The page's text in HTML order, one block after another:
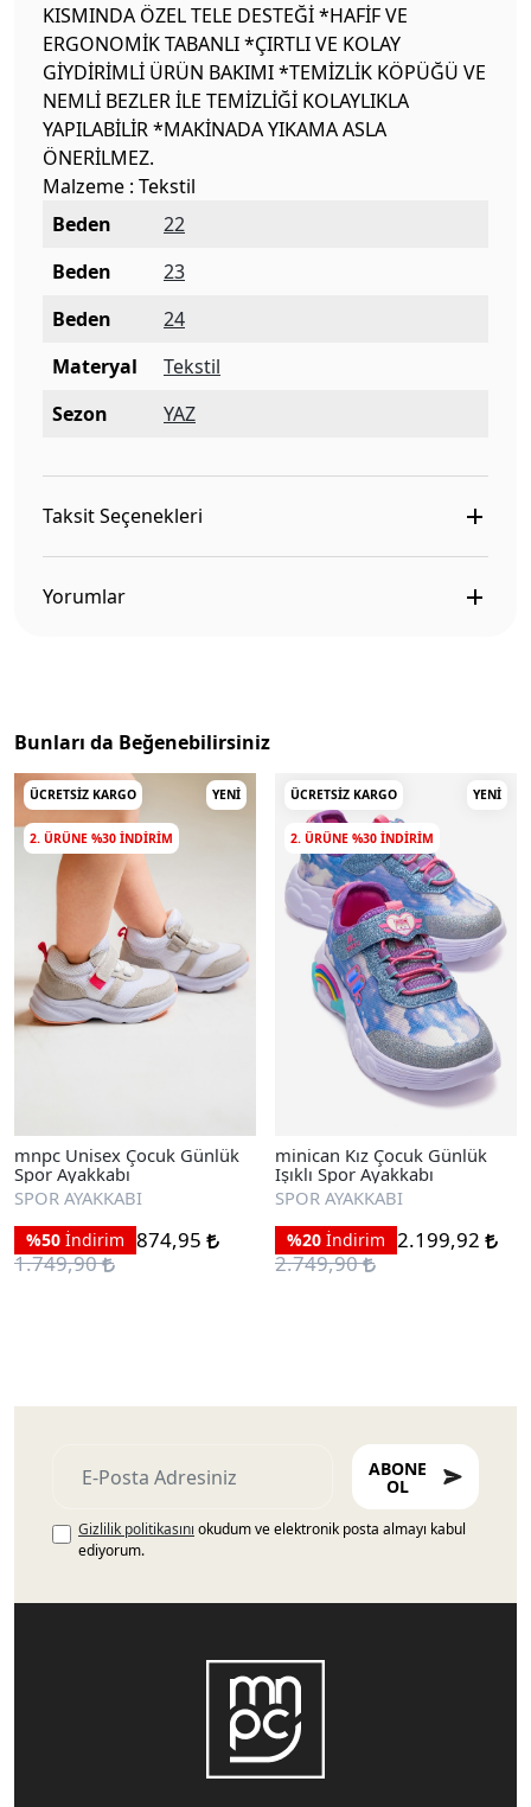
KISMINDA ÖZEL TELE DESTEĞİ *HAFİF VE
ERGONOMİK TABANLI *ÇIRTLI VE KOLAY
GİYDİRİMLİ ÜRÜN BAKIMI *TEMİZLİK KÖPÜĞÜ VE
NEMLİ BEZLER İLE TEMİZLİĞİ KOLAYLIKLA
YAPILABİLİR *MAKİNADA YIKAMA ASLA
ÖNERİLMEZ.
Malzeme : Tekstil
Beden
22
Beden
23
Beden
24
Materyal
Tekstil
Sezon
YAZ
Taksit Seçenekleri
Yorumlar
Bunları da Beğenebilirsiniz
ÜCRETSIZ KARGO YENI
2. ÜRÜNE %30 INDIRIM
mnpc Unisex Çocuk Günlük
Spor Ayakkabı
SPOR AYAKKABI
%50 İndirim 874,95
1.749,90
ÜCRETSIZ KARGO YENI
2. ÜRÜNE %30 INDIRIM
minican Kız Çocuk Günlük
Işıklı Spor Ayakkabı
SPOR AYAKKABI
%20 İndirim 2.199,92
2.749,90
ABONE
OL
Gizlilik politikasını okudum ve elektronik posta almayı kabul
ediyorum.